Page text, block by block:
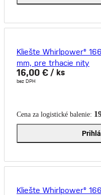
Kliešte Whirlpower®
mm, pre trhacie nity
16,00 € / ks
bez DPH
Cena za logistické balenie:
Kliešte Whirlpower®